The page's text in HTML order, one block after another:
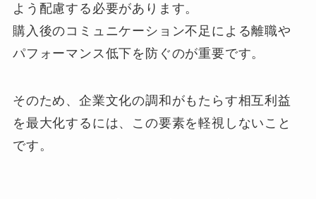
よう配慮する必要があります。
購入後のコミュニケーション不足による離職や
パフォーマンス低下を防ぐのが重要です。
そのため、企業文化の調和がもたらす相互利益
を最大化するには、この要素を軽視しないこと
です。